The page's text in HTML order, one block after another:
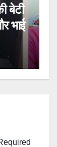
बेटी
भाई